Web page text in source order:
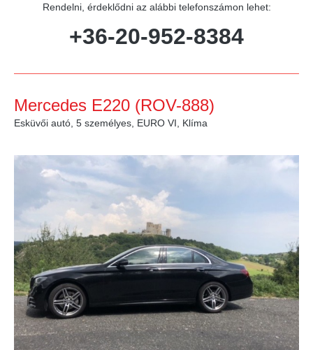
Rendelni, érdeklődni az alábbi telefonszámon lehet:
+36-20-952-8384
Mercedes E220 (ROV-888)
Esküvői autó, 5 személyes, EURO VI, Klíma